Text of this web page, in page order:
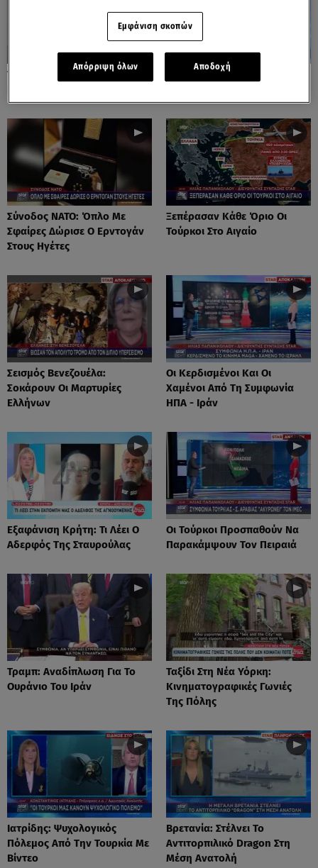
Το Star Στο Κέντρο Πολιτικής
Τραμπ Για F-35: Κανείς Δε Θα
Σύνοδος ΝΑΤΟ: Όπλο Με
Σφαίρες Δώρισε Ο Ερντογάν
Στους Ηγέτες
Ξεπέρασαν Κάθε Όριο Οι
Τούρκοι Στο Αιγαίο
Σεισμός Βενεζουέλα:
Σοκάρουν Οι Μαρτυρίες
Ελλήνων
Οι Κερδισμένοι Και Οι
Χαμένοι Από Τη Συμφωνία
ΗΠΑ - Ιράν
Eξαφάνιση Κρήτη: Τι Λέει Ο
Αδερφός Της Σταυρούλας
Οι Τούρκοι Προσπαθούν Να
Παρακάμψουν Τον Πειραιά
Τραμπ: Αναδίπλωση Για Το
Ουράνιο Του Ιράν
Ταξίδι Στη Νέα Υόρκη:
Κινηματογραφικές Γωνιές
Της Πόλης
Ιατρίδης: Ψυχολογικός
Πόλεμος Από Την Τουρκία Με
Βίντεο
Βρετανία: Στέλνει Το
Αντιτορπιλικό Dragon Στη
Μέση Ανατολή
Εμφάνιση σκοπών
Απόρριψη όλων Αποδοχή